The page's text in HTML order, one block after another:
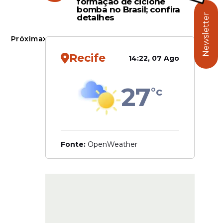
Próxima
bomba no Brasil; confira
detalhes
Recife 14:22, 07 Ago
27°c
Fonte: OpenWeather
Newsletter